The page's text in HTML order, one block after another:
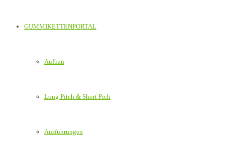
GUMMIKETTENPORTAL
Aufbau
Long Pitch & Short Pich
Ausführungen